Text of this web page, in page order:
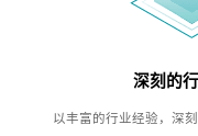
深刻的
以丰富的行业经验，深